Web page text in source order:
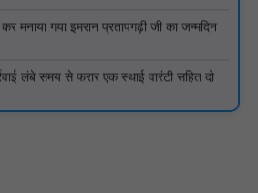
लंबे समय से फरार एक स्थाई वारंटी सहित दो
के बाद भी परिसर में फैली है गंदगी और झाड़ियाँ,
तिरंगा : NN81